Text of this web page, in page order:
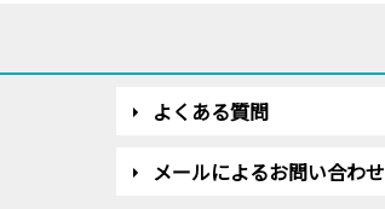
よくある質問
メールによるお問い合わせ